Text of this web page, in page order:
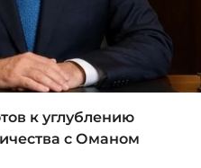
к углублению
с Оманом